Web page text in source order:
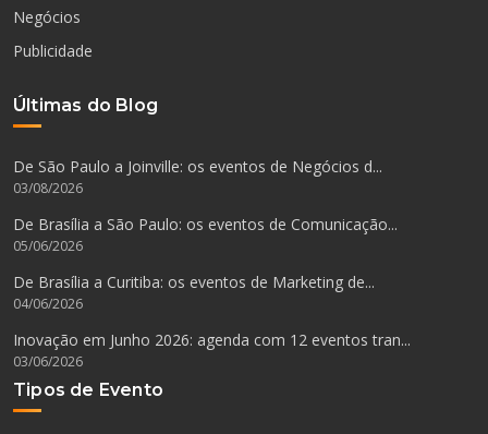
Negócios
Publicidade
Últimas do Blog
De São Paulo a Joinville: os eventos de Negócios d...
03/08/2026
De Brasília a São Paulo: os eventos de Comunicação...
05/06/2026
De Brasília a Curitiba: os eventos de Marketing de...
04/06/2026
Inovação em Junho 2026: agenda com 12 eventos tran...
03/06/2026
Tipos de Evento